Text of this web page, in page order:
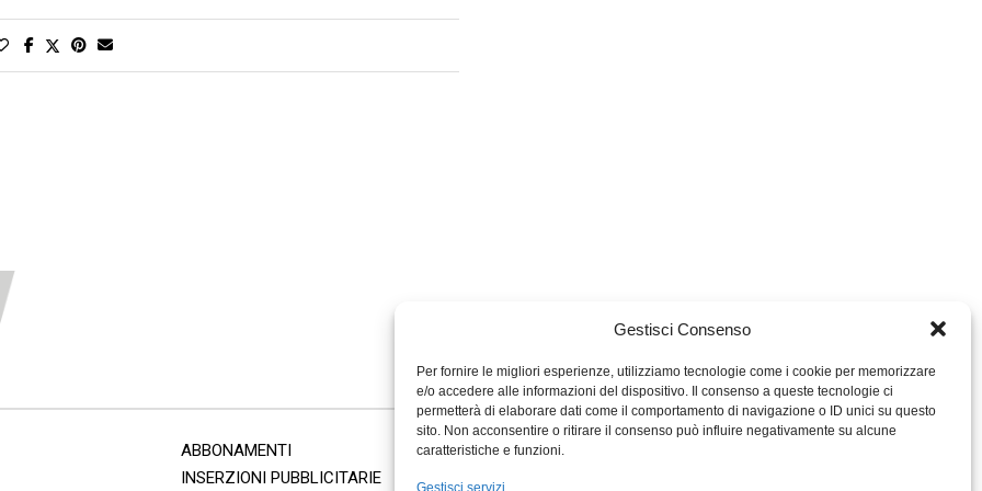
Gestisci Consenso
Per fornire le migliori esperienze, utilizziamo tecnologie come i cookie per memorizzare
e/o accedere alle informazioni del dispositivo. Il consenso a queste tecnologie ci
permetterà di elaborare dati come il comportamento di navigazione o ID unici su questo
sito. Non acconsentire o ritirare il consenso può influire negativamente su alcune
caratteristiche e funzioni.
Gestisci servizi
ABBONAMENTI
INSERZIONI PUBBLICITARIE
MIGROS TICINO